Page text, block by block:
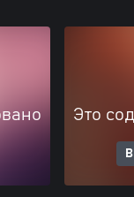
Это